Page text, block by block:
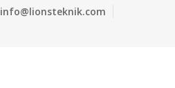
info@lionsteknik.com